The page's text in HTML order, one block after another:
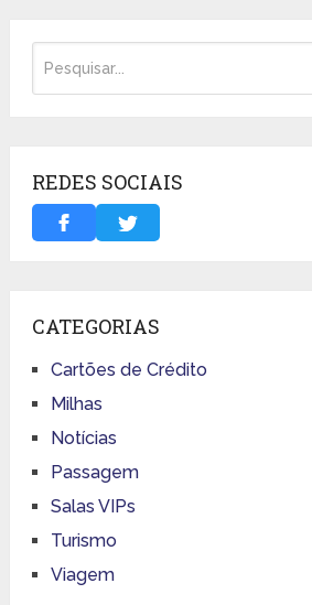
REDES SOCIAIS
CATEGORIAS
Cartões de Crédito
Milhas
Notícias
Passagem
Salas VIPs
Turismo
Viagem